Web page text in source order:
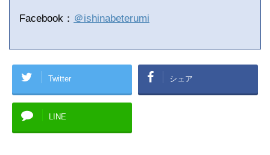
Facebook： ＠ishinabeterumi
Twitter シェア
LINE